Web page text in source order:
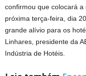
confirmou que colocará
próxima terça-feira, dia
grande alívio para os
Linhares, presidente da
Indústria de Hotéis.